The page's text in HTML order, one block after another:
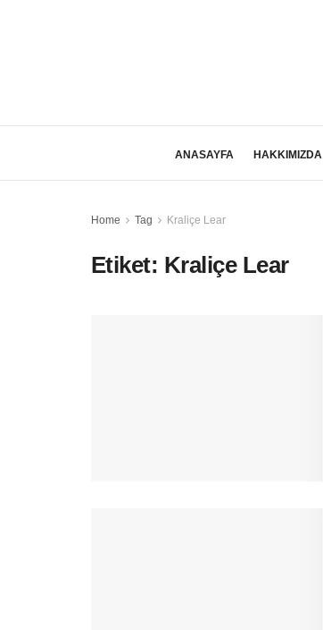
ANASAYFA HAKKIMIZDA
Home Tag Kraliçe Lear
Etiket: Kraliçe Lear